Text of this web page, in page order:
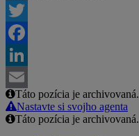
Twitter
Facebook
LinkedIn
Email
Táto pozícia je archivovaná.
Nastavte si svojho agenta
Táto pozícia je archivovaná.